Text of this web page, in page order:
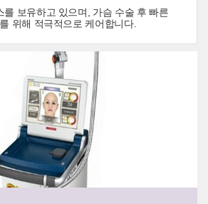
를 보유하고 있으며, 가슴 수술 후 빠른
위해 적극적으로 케어합니다.